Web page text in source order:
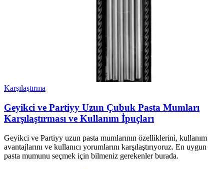
Karşılaştırma
Geyikci ve Partiyy Uzun Çubuk Pasta Mumları
Karşılaştırması ve Kullanım İpuçları
Geyikci ve Partiyy uzun pasta mumlarının özelliklerini, kullanım
avantajlarını ve kullanıcı yorumlarını karşılaştırıyoruz. En uygun
pasta mumunu seçmek için bilmeniz gerekenler burada.